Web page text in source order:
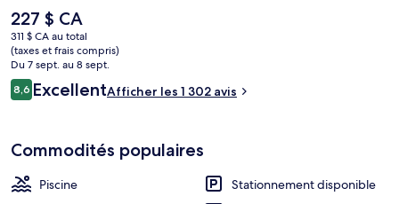
en voiture. Les autres voyageurs adorent le personnel serviable et la
taille des chambres.
Le
prix
actuel
est
de 227 $ CA
227 $ CA
311 $ CA au total
(taxes et frais compris)
Du 7 sept. au 8 sept.
Avis
8,68,6 sur 10 –
ExcellentAfficher les 1 302 avis
Commodités populaires
Piscine
Stationnement disponible